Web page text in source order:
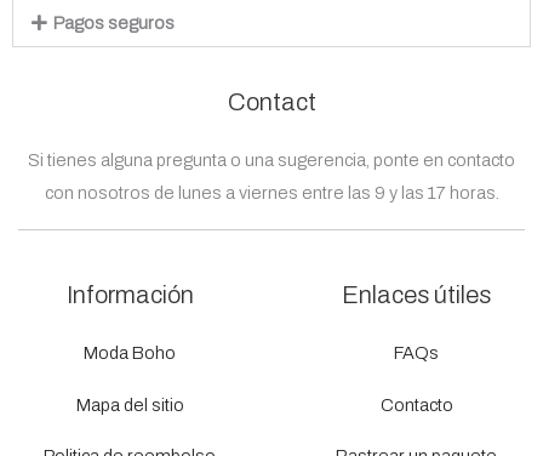
Pagos seguros
Contact
Si tienes alguna pregunta o una sugerencia, ponte en contacto
con nosotros de lunes a viernes entre las 9 y las 17 horas.
Información
Moda Boho
Mapa del sitio
Enlaces útiles
FAQs
Contacto